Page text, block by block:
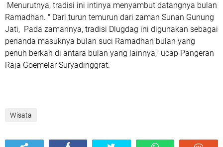
Menurutnya, tradisi ini intinya menyambut datangnya bulan
Ramadhan. " Dari turun temurun dari zaman Sunan Gunung
Jati, Pada zamannya, tradisi Dlugdag ini digunakan sebagai
penanda masuknya bulan suci Ramadhan bulan yang
penuh berkah di antara bulan yang lainnya," ucap Pangeran
Raja Goemelar Suryadinggrat.
Wisata